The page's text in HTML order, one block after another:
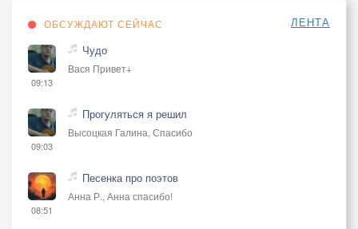
ОБСУЖДАЮТ СЕЙЧАС ЛЕНТА
09:13
Чудо
Вася Привет+
09:03
Прогуляться я решил
Высоцкая Галина, Спасибо
08:51
Песенка про поэтов
Анна Р., Анна спасибо!